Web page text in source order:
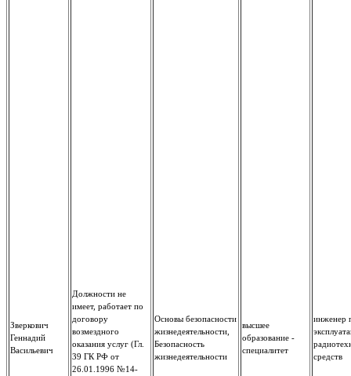
Зверкович
Геннадий
Васильевич
Должности не
имеет, работает по
договору
возмездного
оказания услуг (Гл.
39 ГК РФ от
26.01.1996 №14-
Основы безопасности
жизнедеятельности,
Безопасность
жизнедеятельности
высшее
образование -
специалитет
инженер
средств